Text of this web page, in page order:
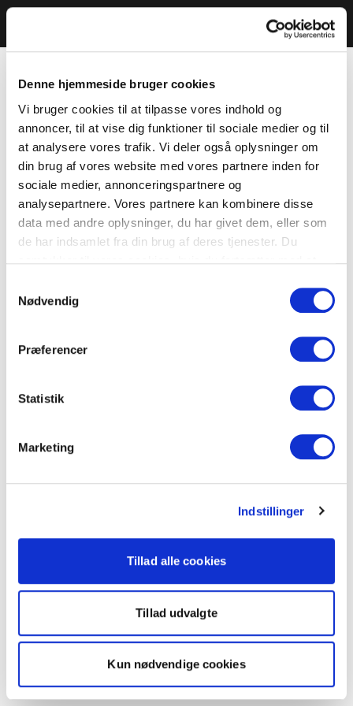
Denne hjemmeside bruger cookies
Vi bruger cookies til at tilpasse vores indhold og
annoncer, til at vise dig funktioner til sociale medier og til
at analysere vores trafik. Vi deler også oplysninger om
din brug af vores website med vores partnere inden for
sociale medier, annonceringspartnere og
analysepartnere. Vores partnere kan kombinere disse
data med andre oplysninger, du har givet dem, eller som
de har indsamlet fra din brug af deres tjenester. Du
Nødvendig
Præferencer
Statistik
Marketing
Indstillinger
Tillad alle cookies
Tillad udvalgte
Kun nødvendige cookies